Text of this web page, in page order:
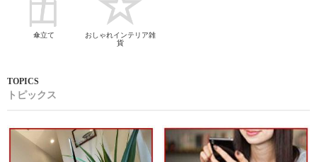
傘立て
おしゃれインテリア雑
貨
トピックス